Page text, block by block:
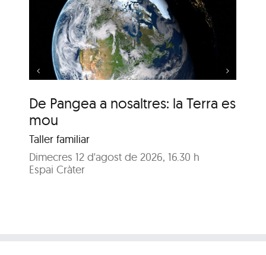
De Pangea a nosaltres: la Terra es
mou
Taller familiar
Dimecres 12 d'agost de 2026, 16.30 h
Espai Cràter
De Pangea a nosaltres:
la Terra es mou